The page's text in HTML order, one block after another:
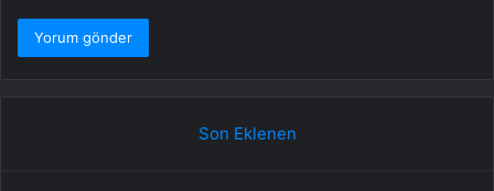
Son Eklenen